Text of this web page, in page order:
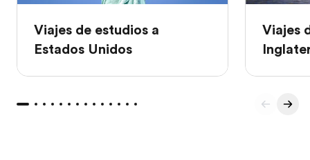
Viajes de estudios a
Estados Unidos
Viajes